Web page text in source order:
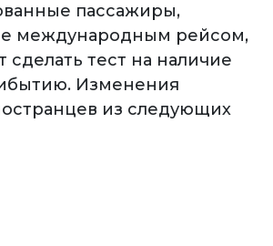
пассажиры,
международным рейсом,
сделать тест на наличие
Изменения
из следующих